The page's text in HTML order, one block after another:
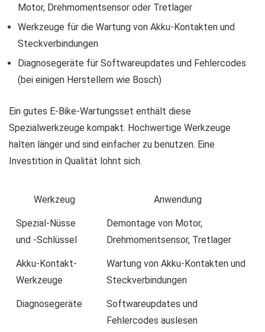
Motor, Drehmomentsensor oder Tretlager
Werkzeuge für die Wartung von Akku-Kontakten und
Steckverbindungen
Diagnosegeräte für Softwareupdates und Fehlercodes
(bei einigen Herstellern wie Bosch)
Ein gutes E-Bike-Wartungsset enthält diese
Spezialwerkzeuge kompakt. Hochwertige Werkzeuge
halten länger und sind einfacher zu benutzen. Eine
Investition in Qualität lohnt sich.
Werkzeug Anwendung
Spezial-Nüsse
und -Schlüssel
Demontage von Motor,
Drehmomentsensor, Tretlager
Akku-Kontakt-
Werkzeuge
Wartung von Akku-Kontakten und
Steckverbindungen
Diagnosegeräte
Softwareupdates und
Fehlercodes auslesen